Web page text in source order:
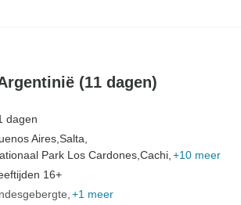
(11 dagen)
dagen
Aires, Salta,
Park Los Cardones, Cachi, +10 meer
16+
+1 meer